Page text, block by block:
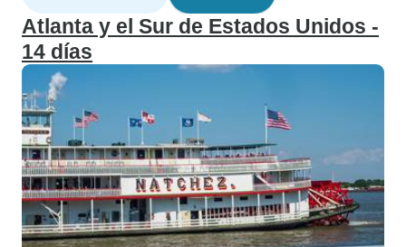
Atlanta y el Sur de Estados Unidos -
14 días